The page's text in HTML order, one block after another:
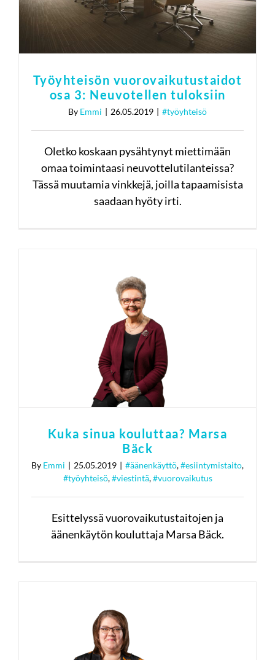
#työyhteisö
Työyhteisön vuorovaikutustaidot
osa 3: Neuvotellen tuloksiin
By Emmi | 26.05.2019 | #työyhteisö
Oletko koskaan pysähtynyt miettimään
omaa toimintaasi neuvottelutilanteissa?
Tässä muutamia vinkkejä, joilla tapaamisista
saadaan hyöty irti.
Kuka sinua kouluttaa? Marsa
Bäck
#äänenkäyttö #esiintymistaito
#viestintä
#vuorovaikutus
Kuka sinua kouluttaa? Marsa
Bäck
By Emmi | 25.05.2019 | #äänenkäyttö,#esiintymistaito,
#työyhteisö,#viestintä,#vuorovaikutus
Esittelyssä vuorovaikutustaitojen ja
äänenkäytön kouluttaja Marsa Bäck.
Kuka sinua kouluttaa? Ina